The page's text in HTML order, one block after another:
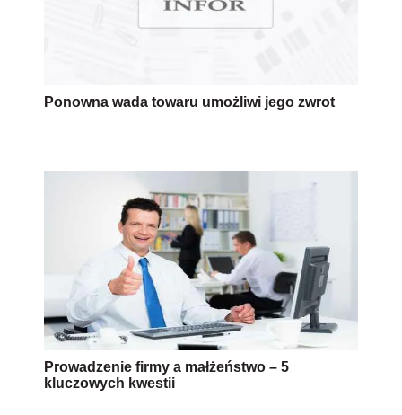
Ponowna wada towaru umożliwi jego zwrot
Prowadzenie firmy a małżeństwo – 5
kluczowych kwestii